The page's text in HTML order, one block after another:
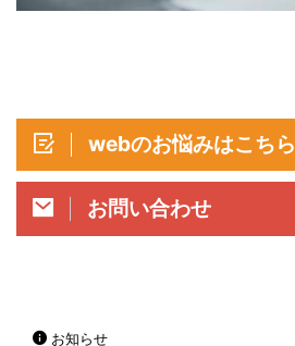
webのお悩みはこちら
お問い合わせ
お知らせ